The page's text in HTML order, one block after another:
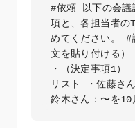
#依頼 以下の会議
項と、各担当者の
めてください。 #
文を貼り付ける
・（決定事項1）
リスト ・佐藤さ
鈴木さん：〜を10